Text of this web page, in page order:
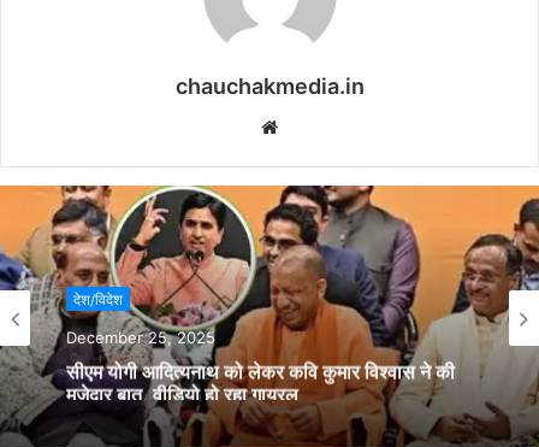
chauchakmedia.in
Website
देश/विदेश
December 25, 2025
सीएम योगी आदित्यनाथ को लेकर कवि कुमार विश्वास ने की
मजेदार बात, वीडियो हो रहा गायरल